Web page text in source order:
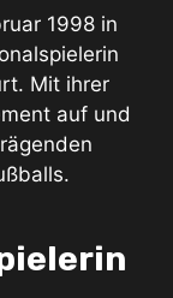
1998 in
Mit ihrer
auf und